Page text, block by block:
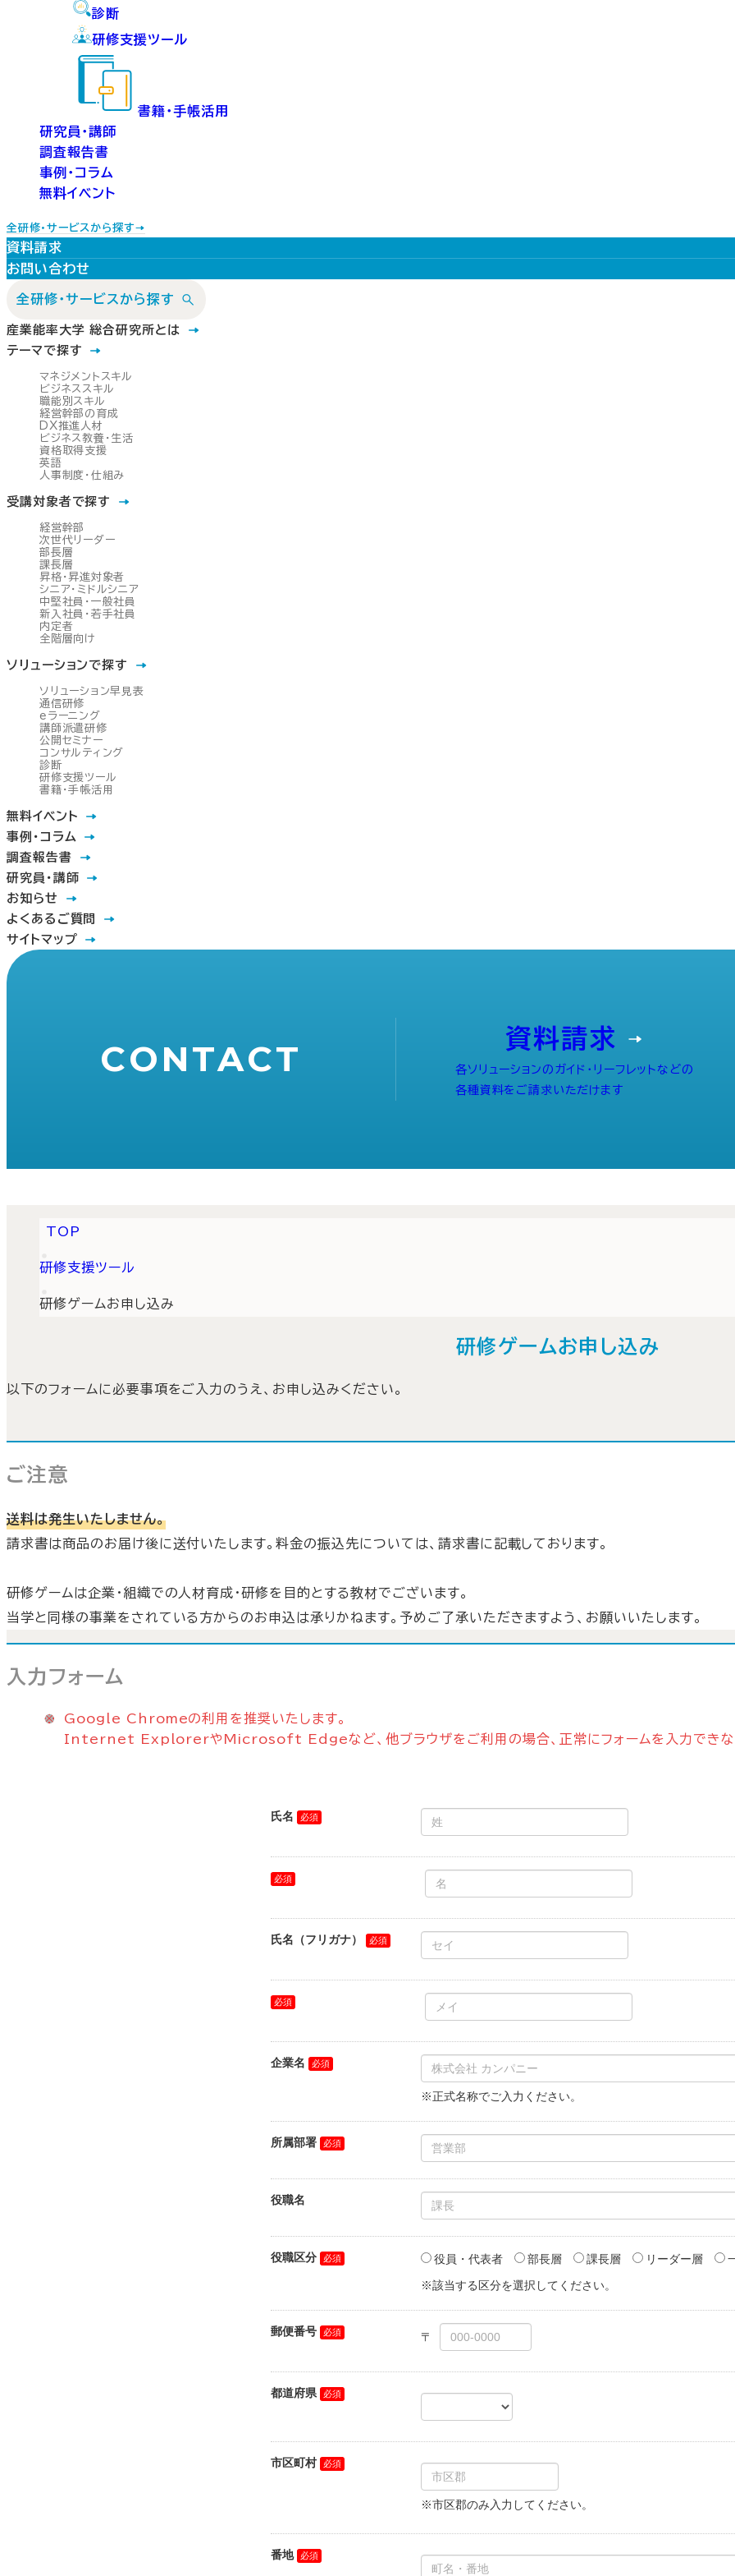
診断
研修支援ツール
書籍・手帳活用
研究員・講師
調査報告書
事例・コラム
無料イベント
全研修・サービスから探す
資料請求
お問い合わせ
全研修・サービスから探す
産業能率大学 総合研究所とは
テーマで探す
マネジメントスキル
ビジネススキル
職能別スキル
経営幹部の育成
DX推進人材
ビジネス教養・生活
資格取得支援
英語
人事制度・仕組み
受講対象者で探す
経営幹部
次世代リーダー
部長層
課長層
昇格・昇進対象者
シニア・ミドルシニア
中堅社員・一般社員
新入社員・若手社員
内定者
全階層向け
ソリューションで探す
ソリューション早見表
通信研修
eラーニング
講師派遣研修
公開セミナー
コンサルティング
診断
研修支援ツール
書籍・手帳活用
無料イベント
事例・コラム
調査報告書
研究員・講師
お知らせ
よくあるご質問
サイトマップ
CONTACT 資料請求
各ソリューションのガイド・リーフレットなどの
各種資料をご請求いただけます
TOP
研修支援ツール
研修ゲームお申し込み
研修ゲームお申し込み
以下のフォームに必要事項をご入力のうえ、お申し込みください。
ご注意
送料は発生いたしません。
請求書は商品のお届け後に送付いたします。料金の振込先については、請求書に記載しております。
研修ゲームは企業・組織での人材育成・研修を目的とする教材でございます。
当学と同様の事業をされている方からのお申込は承りかねます。予めご了承いただきますよう、お願いいたします。
入力フォーム
Google Chromeの利用を推奨いたします。
Internet ExplorerやMicrosoft Edgeなど、他ブラウザをご利用の場合、正常にフォームを入力できな